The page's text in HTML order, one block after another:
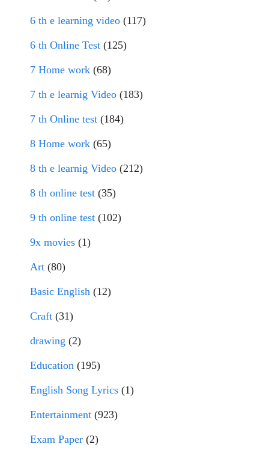
6 th e learning video (117)
6 th Online Test (125)
7 Home work (68)
7 th e learnig Video (183)
7 th Online test (184)
8 Home work (65)
8 th e learnig Video (212)
8 th online test (35)
9 th online test (102)
9x movies (1)
Art (80)
Basic English (12)
Craft (31)
drawing (2)
Education (195)
English Song Lyrics (1)
Entertainment (923)
Exam Paper (2)